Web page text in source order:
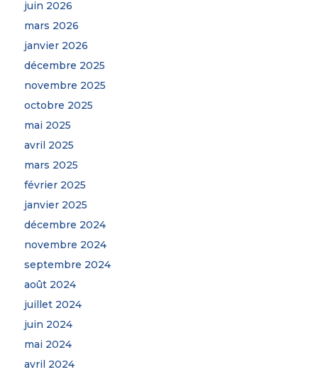
juin 2026
mars 2026
janvier 2026
décembre 2025
novembre 2025
octobre 2025
mai 2025
avril 2025
mars 2025
février 2025
janvier 2025
décembre 2024
novembre 2024
septembre 2024
août 2024
juillet 2024
juin 2024
mai 2024
avril 2024